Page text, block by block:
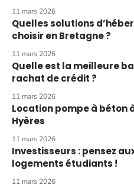
11 mars 2026
Quelles solutions
choisir en Bretagne ?
11 mars 2026
Quelle est la meilleure
rachat de crédit ?
11 mars 2026
Location pompe à béton
Hyères
11 mars 2026
Investisseurs : pensez
logements étudiants !
11 mars 2026